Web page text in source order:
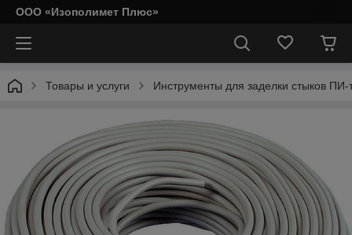
ООО «Изополимет Плюс»
Товары и услуги Инструменты для заделки стыков